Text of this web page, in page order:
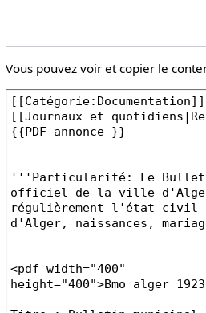
Vous pouvez voir et copier le